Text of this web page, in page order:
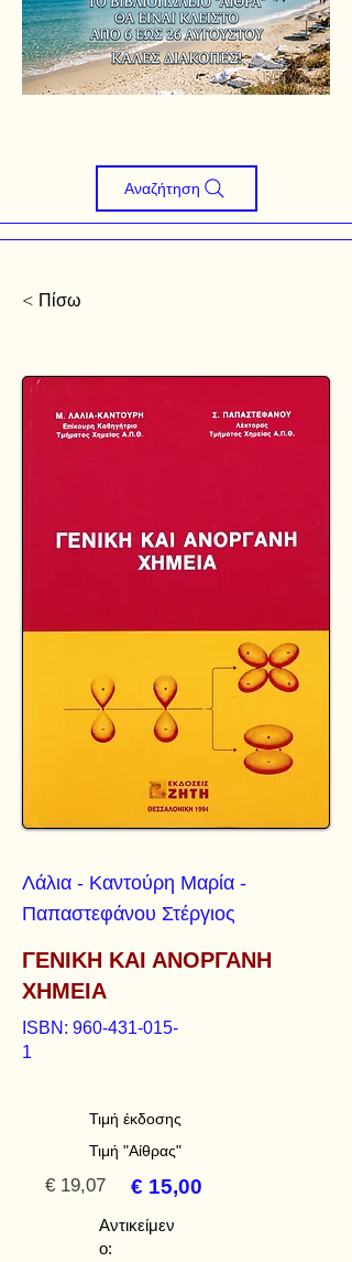
Αναζήτηση
< Πίσω
Λάλια - Kαντούρη Mαρία -
Παπαστεφάνου Στέργιος
ΓΕΝΙΚΗ ΚΑΙ ΑΝΟΡΓΑΝΗ
ΧΗΜΕΙΑ
ISBN: 960-431-015-
1
Τιμή έκδοσης
Τιμή "Αίθρας"
€ 19,07 € 15,00
Αντικείμεν
ο: